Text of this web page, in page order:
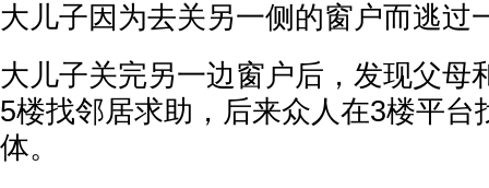
大儿子因为去关另一侧的窗户而逃过
大儿子关完另一边窗户后，发现父母
5楼找邻居求助，后来众人在3楼平台
体。